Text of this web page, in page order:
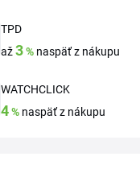
TPD
až3% naspäť z nákupu
WATCHCLICK
4% naspäť z nákupu